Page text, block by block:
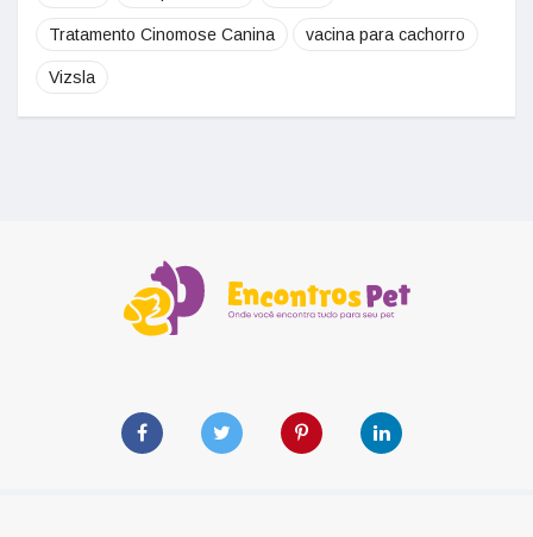
Tratamento Cinomose Canina vacina para cachorro
Vizsla